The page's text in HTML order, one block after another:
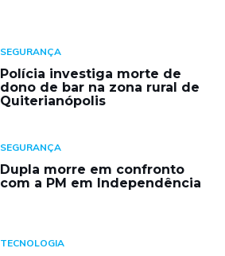
SEGURANÇA
Polícia investiga morte de
dono de bar na zona rural de
Quiterianópolis
SEGURANÇA
Dupla morre em confronto
com a PM em Independência
TECNOLOGIA